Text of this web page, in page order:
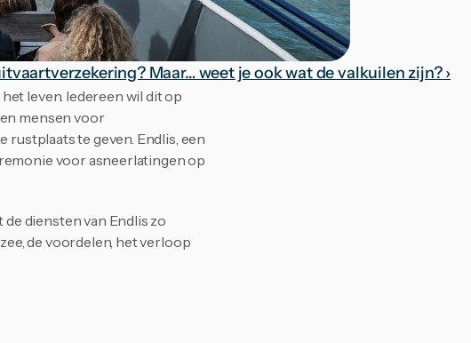
Maar… weet je ook wat de valkuilen zijn? ›
leven. Iedereen wil dit op
mensen voor
te geven. Endlis, een
voor asneerlatingen op
diensten van Endlis zo
de voordelen, het verloop